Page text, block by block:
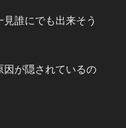
誰にでも出来そう
因が隠されているの